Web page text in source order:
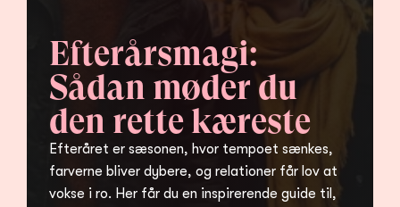
Efterårsmagi:
Sådan møder du
den rette kæreste
Efteråret er sæsonen, hvor tempoet sænkes,
farverne bliver dybere, og relationer får lov at
vokse i ro. Her får du en inspirerende guide til,